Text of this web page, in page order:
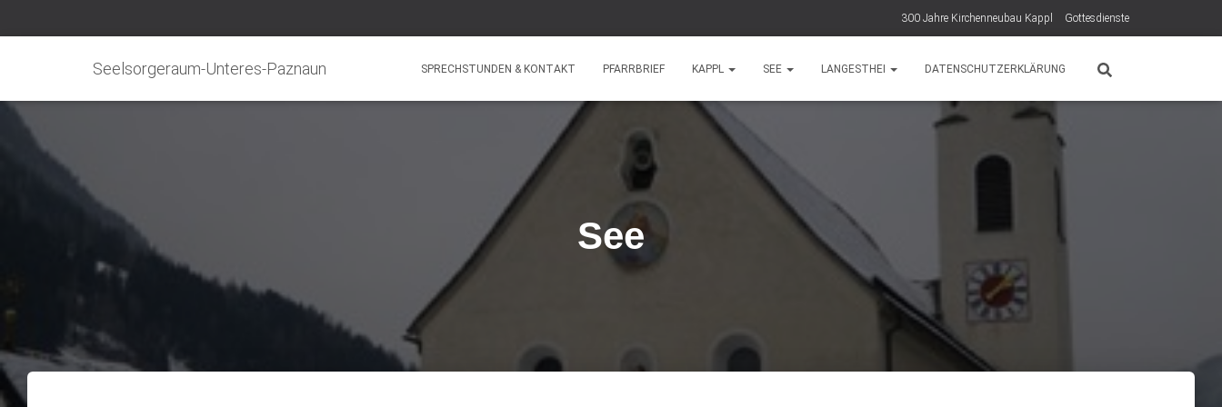
300 Jahre Kirchenneubau Kappl Gottesdienste
Seelsorgeraum-Unteres-Paznaun SPRECHSTUNDEN & KONTAKT PFARRBRIEF KAPPL SEE LANGESTHEI DATENSCHUTZERKLÄRUNG
See